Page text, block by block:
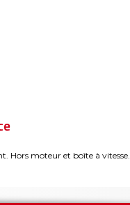
Hors moteur et boîte à vitesse.